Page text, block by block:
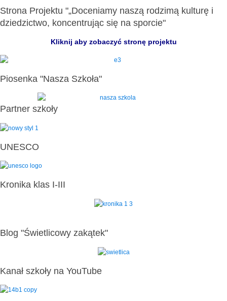
Strona Projektu "„Doceniamy naszą rodzimą kulturę i
dziedzictwo, koncentrując się na sporcie"
Kliknij aby zobaczyć stronę projektu
Piosenka "Nasza Szkoła"
Partner szkoły
UNESCO
Kronika klas I-III
Blog "Świetlicowy zakątek"
Kanał szkoły na YouTube